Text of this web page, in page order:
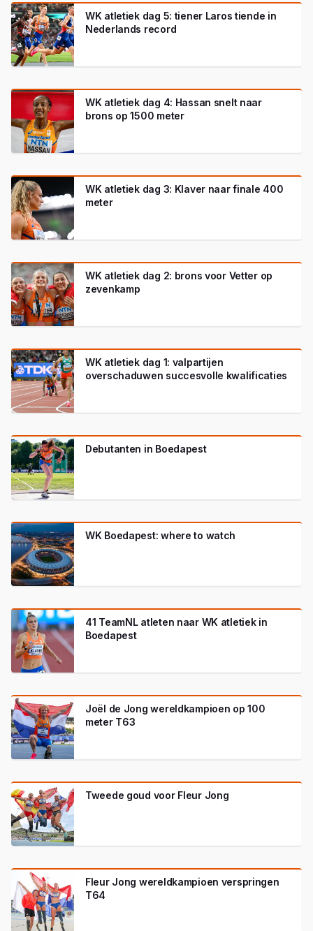
WK atletiek dag 5: tiener Laros tiende in
Nederlands record
WK atletiek dag 4: Hassan snelt naar
brons op 1500 meter
WK atletiek dag 3: Klaver naar finale 400
meter
WK atletiek dag 2: brons voor Vetter op
zevenkamp
WK atletiek dag 1: valpartijen
overschaduwen succesvolle kwalificaties
Debutanten in Boedapest
WK Boedapest: where to watch
41 TeamNL atleten naar WK atletiek in
Boedapest
Joël de Jong wereldkampioen op 100
meter T63
Tweede goud voor Fleur Jong
Fleur Jong wereldkampioen verspringen
T64